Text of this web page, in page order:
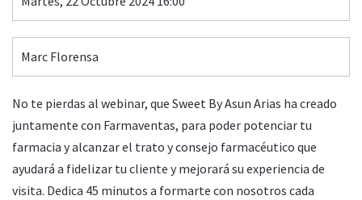
Marc Florensa
No te pierdas al webinar, que Sweet By Asun Arias ha creado
juntamente con Farmaventas, para poder potenciar tu
farmacia y alcanzar el trato y consejo farmacéutico que
ayudará a fidelizar tu cliente y mejorará su experiencia de
visita. Dedica 45 minutos a formarte con nosotros cada